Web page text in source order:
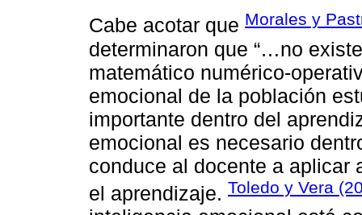
Cabe acotar que Morales y
determinaron que “…no
matemático numérico-
emocional de la población
importante dentro del
emocional es necesario
conduce al docente a aplicar
el aprendizaje. Toledo y Vera